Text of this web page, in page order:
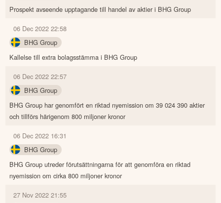
Prospekt avseende upptagande till handel av aktier i BHG Group
06 Dec 2022 22:58
BHG Group
Kallelse till extra bolagsstämma i BHG Group
06 Dec 2022 22:57
BHG Group
BHG Group har genomfört en riktad nyemission om 39 024 390 aktier
och tillförs härigenom 800 miljoner kronor
06 Dec 2022 16:31
BHG Group
BHG Group utreder förutsättningarna för att genomföra en riktad
nyemission om cirka 800 miljoner kronor
27 Nov 2022 21:55